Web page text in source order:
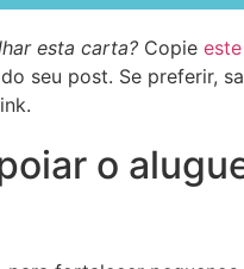
esta carta? Copie
seu post. Se preferir,
o